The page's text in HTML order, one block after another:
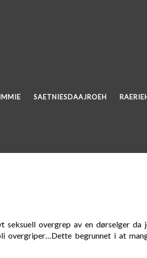
SAETNIESDAAJROEH
overgrep av en dørselger
begrunnet i at